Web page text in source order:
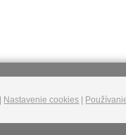
Nastavenie cookies